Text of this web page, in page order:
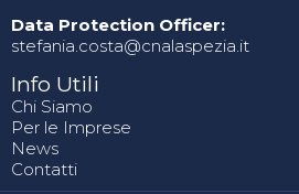
Data Protection Officer:
stefania.costa@cnalaspezia.it
Info Utili
Chi Siamo
Per le Imprese
News
Contatti